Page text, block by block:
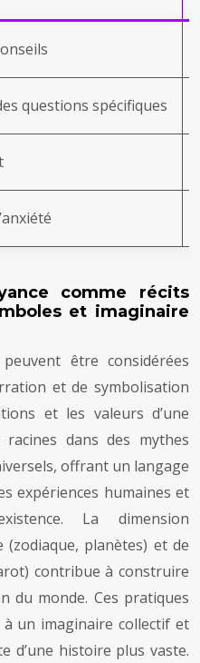
questions spécifiques
comme récits
et imaginaire
être considérées
et de symbolisation
et les valeurs d’une
dans des mythes
offrant un langage
expériences humaines et
La dimension
(zodiaque, planètes) et de
contribue à construire
du monde. Ces pratiques
un imaginaire collectif et
d’une histoire plus vaste.